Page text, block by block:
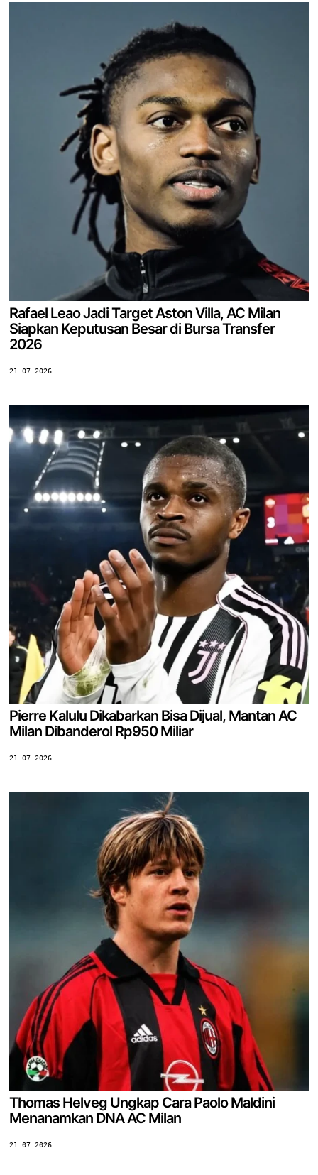
Rafael Leao Jadi Target Aston Villa, AC Milan
Siapkan Keputusan Besar di Bursa Transfer
2026
21.07.2026
Pierre Kalulu Dikabarkan Bisa Dijual, Mantan AC
Milan Dibanderol Rp950 Miliar
21.07.2026
Thomas Helveg Ungkap Cara Paolo Maldini
Menanamkan DNA AC Milan
21.07.2026